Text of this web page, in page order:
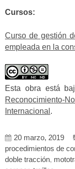
Cursos:
Curso de gestión
empleada en la
Esta obra está
Internacional .
20 marzo, 2019
procedimientos de
doble tracción,